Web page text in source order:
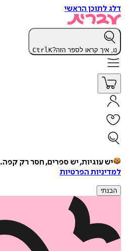
דלג לתוכן הראשי
נו, איך קראו לספר הזה? CtrlK
יש עוגיות, יש ספרים, חסר רק קפה.
למדיניות הפרטיות
הבנתי